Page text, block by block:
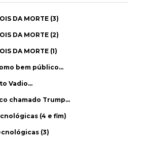
DA MORTE (3)
DA MORTE (2)
DA MORTE (1)
bem público…
Vadio…
chamado Trump…
(4 e fim)
(3)